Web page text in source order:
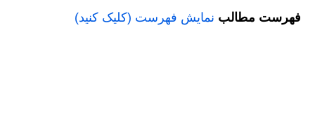
فهرست مطالب نمایش فهرست (کلیک کنید)